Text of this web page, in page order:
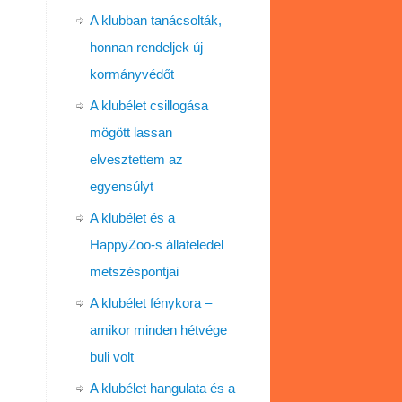
A klubban tanácsolták,
honnan rendeljek új
kormányvédőt
A klubélet csillogása
mögött lassan
elvesztettem az
egyensúlyt
A klubélet és a
HappyZoo-s állateledel
metszéspontjai
A klubélet fénykora –
amikor minden hétvége
buli volt
A klubélet hangulata és a